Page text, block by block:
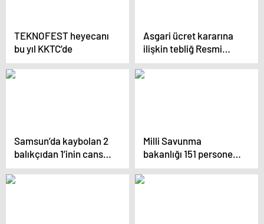
TEKNOFEST heyecanı
bu yıl KKTC’de
Asgari ücret kararına
ilişkin tebliğ Resmi
Gazete’de
Samsun’da kaybolan 2
balıkçıdan 1’inin cansız
bedenine ulaşıldı
Milli Savunma
bakanlığı 151 personel
alacak